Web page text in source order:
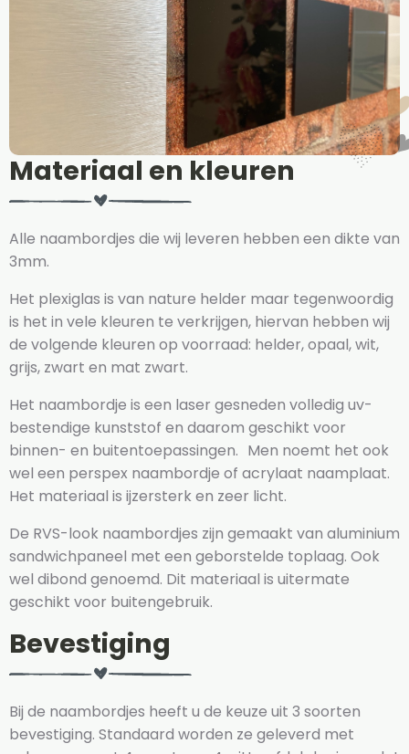
Materiaal en kleuren
Alle naambordjes die wij leveren hebben een dikte van
3mm.
Het plexiglas is van nature helder maar tegenwoordig
is het in vele kleuren te verkrijgen, hiervan hebben wij
de volgende kleuren op voorraad: helder, opaal, wit,
grijs, zwart en mat zwart.
Het naambordje is een laser gesneden volledig uv-
bestendige kunststof en daarom geschikt voor
binnen- en buitentoepassingen. Men noemt het ook
wel een perspex naambordje of acrylaat naamplaat.
Het materiaal is ijzersterk en zeer licht.
De RVS-look naambordjes zijn gemaakt van aluminium
sandwichpaneel met een geborstelde toplaag. Ook
wel dibond genoemd. Dit materiaal is uitermate
geschikt voor buitengebruik.
Bevestiging
Bij de naambordjes heeft u de keuze uit 3 soorten
bevestiging. Standaard worden ze geleverd met